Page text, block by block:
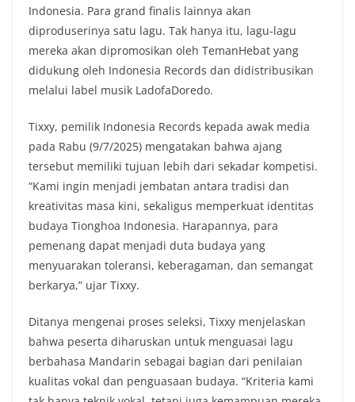
Indonesia. Para grand finalis lainnya akan
diproduserinya satu lagu. Tak hanya itu, lagu-lagu
mereka akan dipromosikan oleh TemanHebat yang
didukung oleh Indonesia Records dan didistribusikan
melalui label musik LadofaDoredo.
Tixxy, pemilik Indonesia Records kepada awak media
pada Rabu (9/7/2025) mengatakan bahwa ajang
tersebut memiliki tujuan lebih dari sekadar kompetisi.
“Kami ingin menjadi jembatan antara tradisi dan
kreativitas masa kini, sekaligus memperkuat identitas
budaya Tionghoa Indonesia. Harapannya, para
pemenang dapat menjadi duta budaya yang
menyuarakan toleransi, keberagaman, dan semangat
berkarya,” ujar Tixxy.
Ditanya mengenai proses seleksi, Tixxy menjelaskan
bahwa peserta diharuskan untuk menguasai lagu
berbahasa Mandarin sebagai bagian dari penilaian
kualitas vokal dan penguasaan budaya. “Kriteria kami